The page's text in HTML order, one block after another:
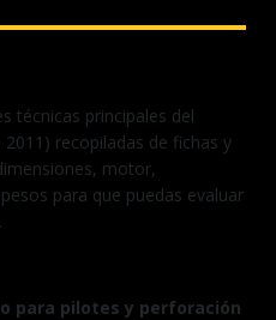
técnicas principales del
recopiladas de fichas y
motor,
para que puedas evaluar
para pilotes y perforación